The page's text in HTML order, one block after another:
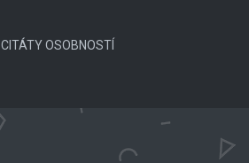
CITÁTY OSOBNOSTÍ